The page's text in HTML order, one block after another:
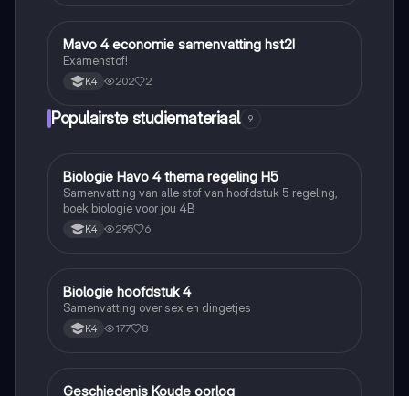
Economie
Mavo 4 economie samenvatting hst2!
Examenstof!
K4 202 2
Populairste studiemateriaal 9
Biologie
Biologie Havo 4 thema regeling H5
Samenvatting van alle stof van hoofdstuk 5 regeling,
boek biologie voor jou 4B
K4 295 6
Biologie
Biologie hoofdstuk 4
Samenvatting over sex en dingetjes
K4 177 8
Geschiedenis
Geschiedenis Koude oorlog